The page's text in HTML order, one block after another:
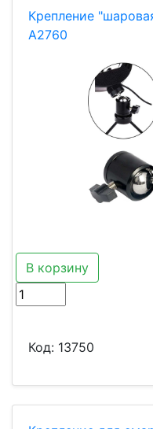
Крепление
A2760
В корзину
Код: 13750